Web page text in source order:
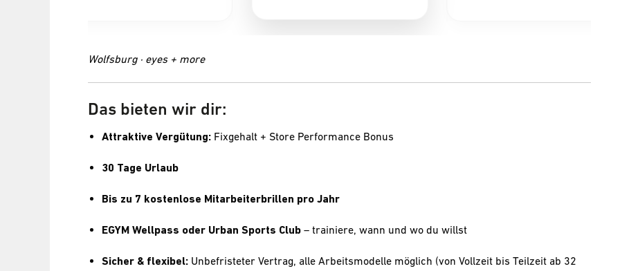
Wolfsburg · eyes + more
Das bieten wir dir:
Attraktive Vergütung: Fixgehalt + Store Performance Bonus
30 Tage Urlaub
Bis zu 7 kostenlose Mitarbeiterbrillen pro Jahr
EGYM Wellpass oder Urban Sports Club – trainiere, wann und wo du willst
Sicher & flexibel: Unbefristeter Vertrag, alle Arbeitsmodelle möglich (von Vollzeit bis Teilzeit ab 32